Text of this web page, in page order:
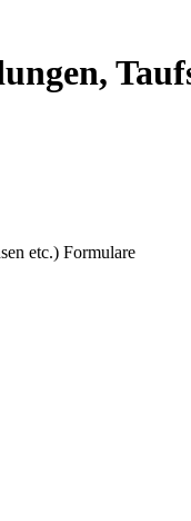
etc.) Formulare